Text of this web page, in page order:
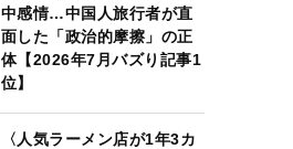
中感情…中国人旅行者が直
面した「政治的摩擦」の正
体【2026年7月バズり記事1
位】
〈人気ラーメン店が1年3カ